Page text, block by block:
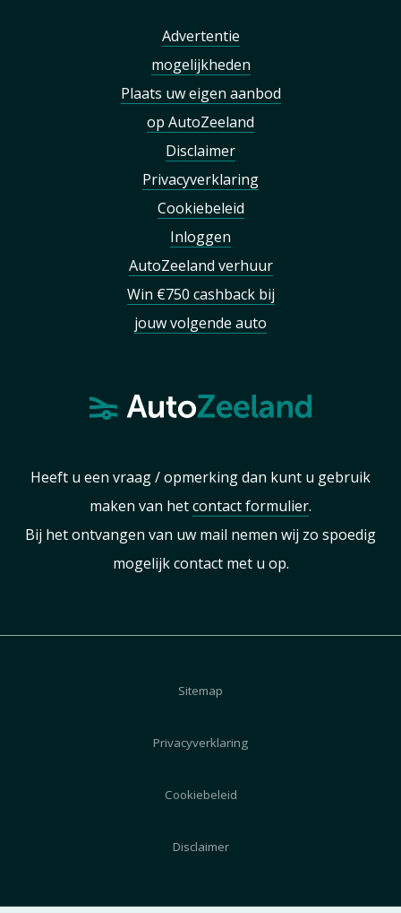
Advertentie
mogelijkheden
Plaats uw eigen aanbod
op AutoZeeland
Disclaimer
Privacyverklaring
Cookiebeleid
Inloggen
AutoZeeland verhuur
Win €750 cashback bij
jouw volgende auto
Heeft u een vraag / opmerking dan kunt u gebruik
maken van hetcontact formulier.
Bij het ontvangen van uw mail nemen wij zo spoedig
mogelijk contact met u op.
Sitemap
Privacyverklaring
Cookiebeleid
Disclaimer